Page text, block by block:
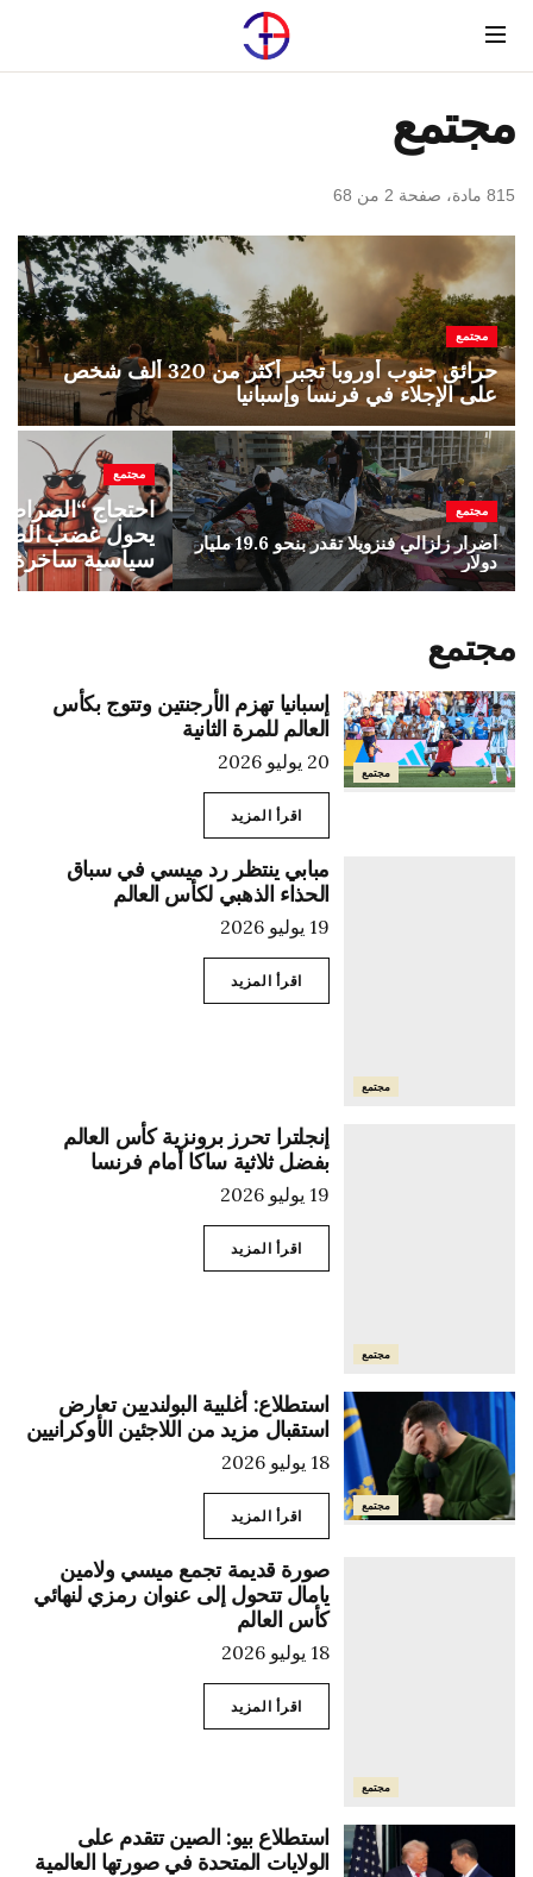
Menu
مجتمع
815 مادة، صفحة 2 من 68
مجتمع
حرائق جنوب أوروبا تجبر أكثر من 320 ألف شخص
على الإجلاء في فرنسا وإسبانيا
مجتمع
أضرار زلزالي فنزويلا تقدر بنحو 19.6 مليار
دولار
مجتمع
احتجاج
يحول غضب
سياسية ساخرة
مجتمع
مجتمع
إسبانيا تهزم الأرجنتين وتتوج بكأس
العالم للمرة الثانية
20 يوليو 2026
اقرأ المزيد
مجتمع
مبابي ينتظر رد ميسي في سباق
الحذاء الذهبي لكأس العالم
19 يوليو 2026
اقرأ المزيد
مجتمع
إنجلترا تحرز برونزية كأس العالم
بفضل ثلاثية ساكا أمام فرنسا
19 يوليو 2026
اقرأ المزيد
مجتمع
استطلاع: أغلبية البولنديين تعارض
استقبال مزيد من اللاجئين الأوكرانيين
18 يوليو 2026
اقرأ المزيد
مجتمع
صورة قديمة تجمع ميسي ولامين
يامال تتحول إلى عنوان رمزي لنهائي
كأس العالم
18 يوليو 2026
اقرأ المزيد
استطلاع بيو: الصين تتقدم على
الولايات المتحدة في صورتها العالمية